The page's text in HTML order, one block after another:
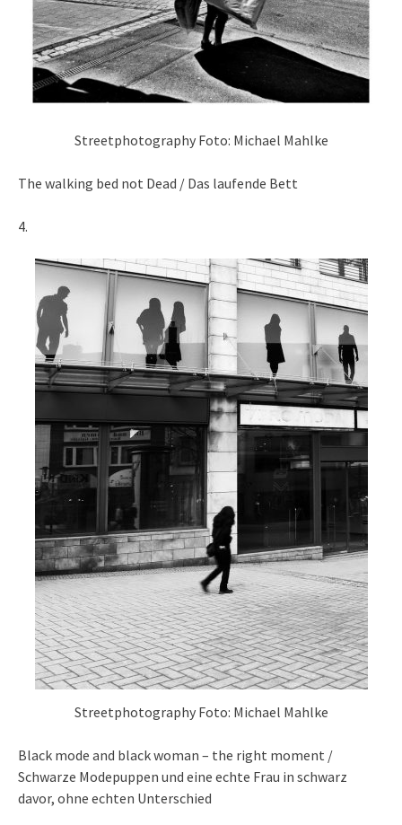
Streetphotography Foto: Michael Mahlke
The walking bed not Dead / Das laufende Bett
4.
Streetphotography Foto: Michael Mahlke
Black mode and black woman – the right moment /
Schwarze Modepuppen und eine echte Frau in schwarz
davor, ohne echten Unterschied